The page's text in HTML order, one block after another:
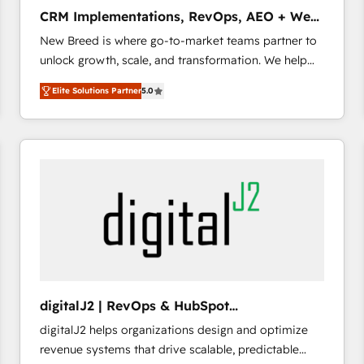
2️⃣ AIエージェント組織構築 営業・マーケティング業務
の一部をAIが自律実行する組織への移行を設計・実装。
Breeze・Claude等をHubSpotと連携させ、役割定義・
運用ルール・成果指標まで含めて設計します。 3️⃣ 全社
DX × AI推進のPMO伴走支援 複数部門をまたぐDX×AI変
革を、構想から実装・定着までPMOとして主導。「設
定の代行ではなく、設計の責任」を引き受け、部門横断
計・構築：リード獲得・CVR・SEOを前提にした情報設
計・導線設計・テンプレート設計をContent Hubで一体
提供。 ▸ 既存CRM・MAからの移行支援：Salesforce・
Marketo・Pardot等からの移行、カスタム設計、履歴
データ移行と活用設計まで。 ▸ AEO対応：ChatGPT・
ンツとサイト構造を最適化。 🏆 なぜ100incを選ぶの
か？ ✓ HubSpot Eliteパートナー認定 ✓ HubSpotアワ
ード受賞・HUGリーダー ✓ ISO27001:2022 /
ISO9001:2015 取得 ✓ 400社以上の導入実績 ✓
CRM Implementations, RevOps, AEO + Web,
Demand Gen
New Breed is where go-to-market teams partner to
unlock growth, scale, and transformation. We help
companies activate HubSpot’s AI-powered
customer platform and operationalize HubSpot’s
Loop Marketing framework through expert-led
services, smart agents, and purpose-built apps,
buyer journey for clean data, scalability, & reporting.
🎯Demand Gen & ABM: Drive pipeline with inbound,
ABM, AEO, SEO, & paid media. 👩‍💻Web Design:
Build high-performing websites with UX, messaging,
AI, & maximize AEO with tailored AI services. 🧩
Integrations: Extend HubSpot with custom
integrations, hosting, & maintenance.
Elite Solutions Partner5.0
digitalJ2 | RevOps & HubSpot
Implementations
digitalJ2 helps organizations design and optimize
revenue systems that drive scalable, predictable